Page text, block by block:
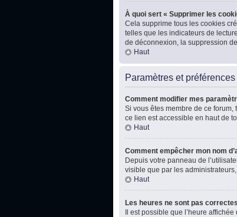
À quoi sert « Supprimer les
Cela supprime tous les cookies
telles que les indicateurs de
de déconnexion, la suppression
Haut
Paramètres et
Comment modifier mes
Si vous êtes membre de ce
ce lien est accessible en haut de
Haut
Comment empêcher mon nom
Depuis votre panneau de
visible que par les
Haut
Les heures ne sont pas
Il est possible que l’heure